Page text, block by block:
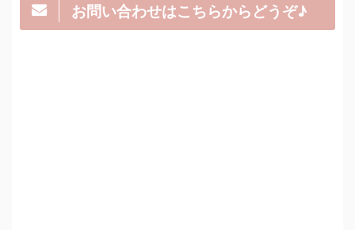
お問い合わせはこちらからどうぞ♪